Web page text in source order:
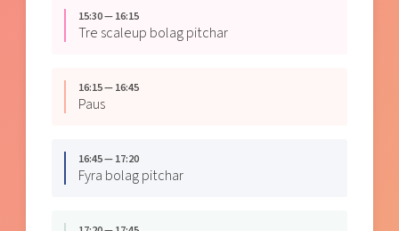
15:30 — 16:15
Tre scaleup bolag pitchar
16:15 — 16:45
Paus
16:45 — 17:20
Fyra bolag pitchar